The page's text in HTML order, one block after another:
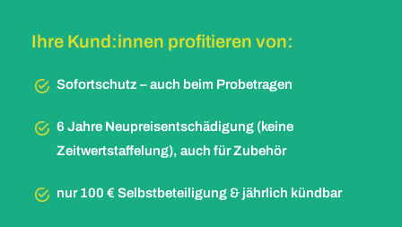
Ihre Kund:innen profitieren von:
Sofortschutz – auch beim Probetragen
6 Jahre Neupreisentschädigung (keine
Zeitwertstaffelung), auch für Zubehör
nur 100 € Selbstbeteiligung & jährlich kündbar